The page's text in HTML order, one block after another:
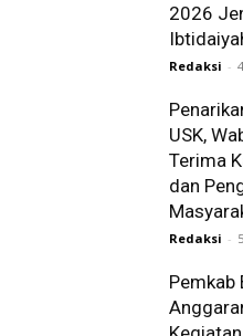
2026
Redaksi -
USK,
Terima
dan
Redaksi -
Pemkab